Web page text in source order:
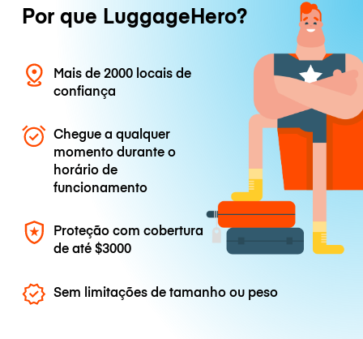
Por que LuggageHero?
Mais de 2000 locais de
confiança
Chegue a qualquer
momento durante o
horário de
funcionamento
Proteção com cobertura
de até$3000
Sem limitações de tamanho ou peso